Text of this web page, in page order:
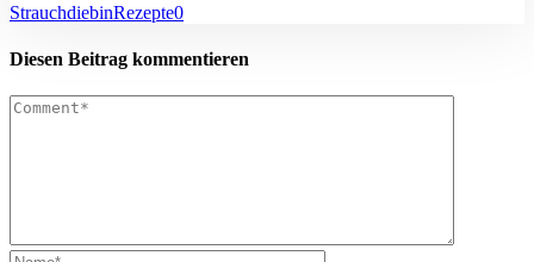
StrauchdiebinRezepte0
Diesen Beitrag kommentieren